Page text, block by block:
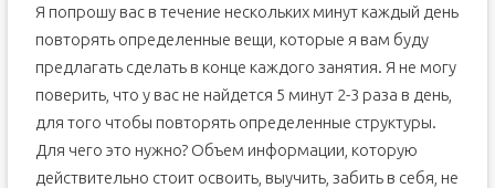
Я попрошу вас в течение нескольких минут каждый день
повторять определенные вещи, которые я вам буду
предлагать сделать в конце каждого занятия. Я не могу
поверить, что у вас не найдется 5 минут 2-3 раза в день,
для того чтобы повторять определенные структуры.
Для чего это нужно? Объем информации, которую
действительно стоит освоить, выучить, забить в себя, не